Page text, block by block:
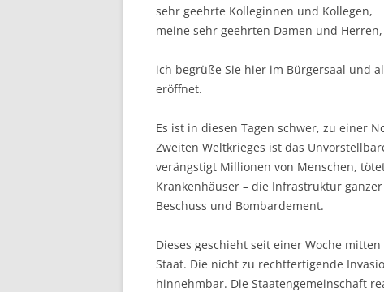
sehr geehrte Kolleginnen und Kollegen,
meine sehr geehrten Damen und Herren,
ich begrüße Sie hier im Bürgersaal und
eröffnet.
Es ist in diesen Tagen schwer, zu einer
Zweiten Weltkrieges ist das
verängstigt Millionen von Menschen,
Krankenhäuser – die Infrastruktur
Beschuss und Bombardement.
Dieses geschieht seit einer Woche
Staat. Die nicht zu rechtfertigende
hinnehmbar. Die Staatengemeinschaft